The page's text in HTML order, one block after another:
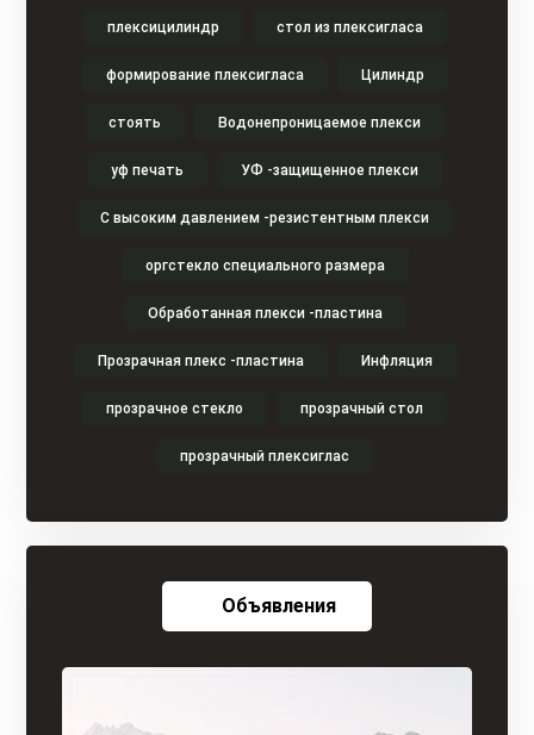
плексицилиндр стол из плексигласа
формирование плексигласа Цилиндр
стоять Водонепроницаемое плекси
уф печать УФ -защищенное плекси
С высоким давлением -резистентным плекси
оргстекло специального размера
Обработанная плекси -пластина
Прозрачная плекс -пластина Инфляция
прозрачное стекло прозрачный стол
прозрачный плексиглас
Объявления